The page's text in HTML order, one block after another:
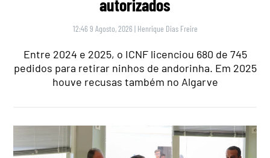
autorizados
12:46 9 Agosto, 2026 | Henrique Dias Freire
Entre 2024 e 2025, o ICNF licenciou 680 de 745
pedidos para retirar ninhos de andorinha. Em 2025
houve recusas também no Algarve